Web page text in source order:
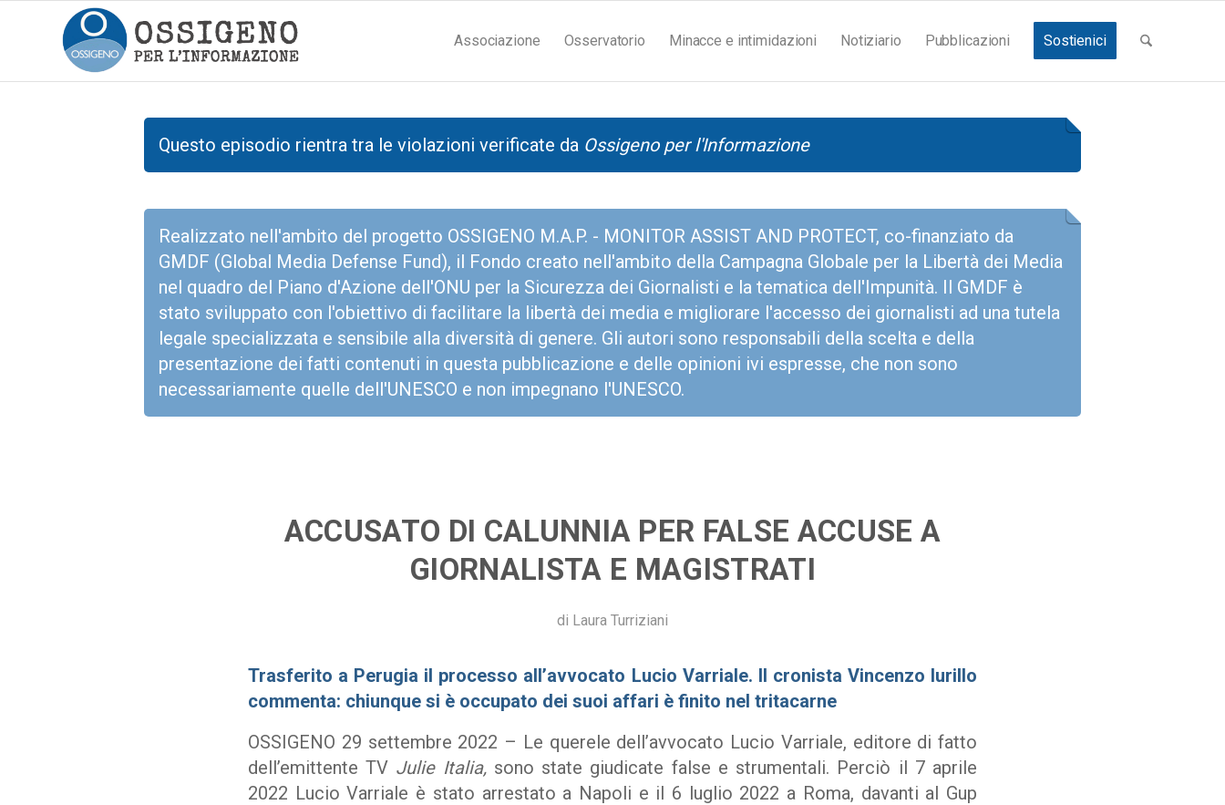
Associazione Osservatorio Minacce e intimidazioni Notiziario Pubblicazioni Sostienici
Questo episodio rientra tra le violazioni verificate da Ossigeno per l'Informazione
Realizzato nell'ambito del progetto OSSIGENO M.A.P. - MONITOR ASSIST AND PROTECT, co-finanziato da
GMDF (Global Media Defense Fund), il Fondo creato nell'ambito della Campagna Globale per la Libertà dei Media
nel quadro del Piano d'Azione dell'ONU per la Sicurezza dei Giornalisti e la tematica dell'Impunità. Il GMDF è
stato sviluppato con l'obiettivo di facilitare la libertà dei media e migliorare l'accesso dei giornalisti ad una tutela
legale specializzata e sensibile alla diversità di genere. Gli autori sono responsabili della scelta e della
presentazione dei fatti contenuti in questa pubblicazione e delle opinioni ivi espresse, che non sono
necessariamente quelle dell'UNESCO e non impegnano l'UNESCO.
ACCUSATO DI CALUNNIA PER FALSE ACCUSE A
GIORNALISTA E MAGISTRATI
di Laura Turriziani
Trasferito a Perugia il processo all’avvocato Lucio Varriale. Il cronista Vincenzo Iurillo
commenta: chiunque si è occupato dei suoi affari è finito nel tritacarne
OSSIGENO 29 settembre 2022 – Le querele dell’avvocato Lucio Varriale, editore di fatto
dell’emittente TV Julie Italia, sono state giudicate false e strumentali. Perciò il 7 aprile
2022 Lucio Varriale è stato arrestato a Napoli e il 6 luglio 2022 a Roma, davanti al Gup